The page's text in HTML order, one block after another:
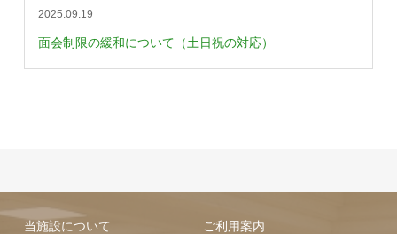
2025.09.19
面会制限の緩和について（土日祝の対応）
当施設について ご利用案内